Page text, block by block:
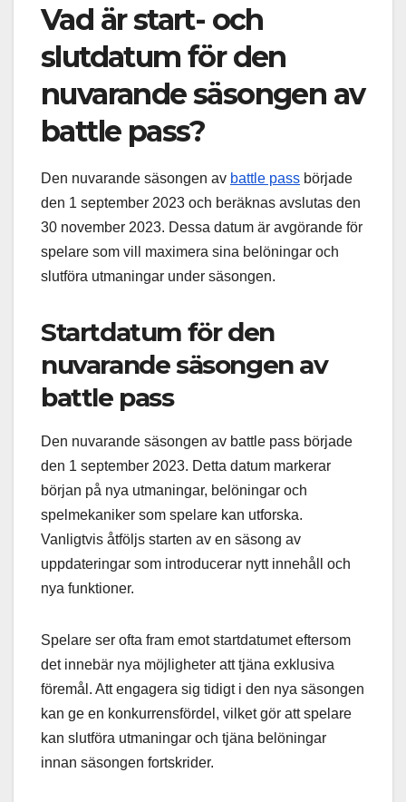
Vad är start- och
slutdatum för den
nuvarande säsongen av
battle pass?
Den nuvarande säsongen av battle pass började
den 1 september 2023 och beräknas avslutas den
30 november 2023. Dessa datum är avgörande för
spelare som vill maximera sina belöningar och
slutföra utmaningar under säsongen.
Startdatum för den
nuvarande säsongen av
battle pass
Den nuvarande säsongen av battle pass började
den 1 september 2023. Detta datum markerar
början på nya utmaningar, belöningar och
spelmekaniker som spelare kan utforska.
Vanligtvis åtföljs starten av en säsong av
uppdateringar som introducerar nytt innehåll och
nya funktioner.
Spelare ser ofta fram emot startdatumet eftersom
det innebär nya möjligheter att tjäna exklusiva
föremål. Att engagera sig tidigt i den nya säsongen
kan ge en konkurrensfördel, vilket gör att spelare
kan slutföra utmaningar och tjäna belöningar
innan säsongen fortskrider.